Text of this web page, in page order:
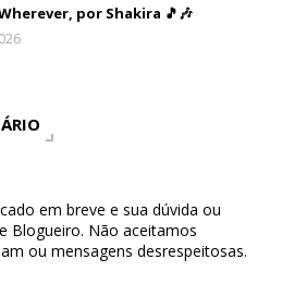
por Shakira 🎵🎶
em breve e sua dúvida ou
Blogueiro. Não aceitamos
ou mensagens desrespeitosas.